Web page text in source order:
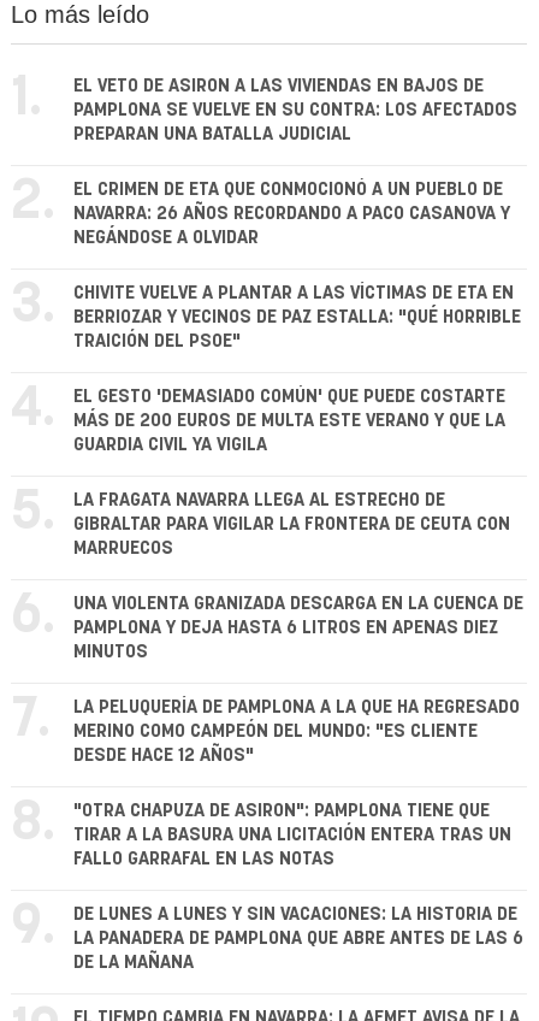
Lo más leído
1.
EL VETO DE ASIRON A LAS VIVIENDAS EN BAJOS DE
PAMPLONA SE VUELVE EN SU CONTRA: LOS AFECTADOS
PREPARAN UNA BATALLA JUDICIAL
2.
EL CRIMEN DE ETA QUE CONMOCIONÓ A UN PUEBLO DE
NAVARRA: 26 AÑOS RECORDANDO A PACO CASANOVA Y
NEGÁNDOSE A OLVIDAR
3.
CHIVITE VUELVE A PLANTAR A LAS VÍCTIMAS DE ETA EN
BERRIOZAR Y VECINOS DE PAZ ESTALLA: "QUÉ HORRIBLE
TRAICIÓN DEL PSOE"
4.
EL GESTO 'DEMASIADO COMÚN' QUE PUEDE COSTARTE
MÁS DE 200 EUROS DE MULTA ESTE VERANO Y QUE LA
GUARDIA CIVIL YA VIGILA
5.
LA FRAGATA NAVARRA LLEGA AL ESTRECHO DE
GIBRALTAR PARA VIGILAR LA FRONTERA DE CEUTA CON
MARRUECOS
6.
UNA VIOLENTA GRANIZADA DESCARGA EN LA CUENCA DE
PAMPLONA Y DEJA HASTA 6 LITROS EN APENAS DIEZ
MINUTOS
7.
LA PELUQUERÍA DE PAMPLONA A LA QUE HA REGRESADO
MERINO COMO CAMPEÓN DEL MUNDO: "ES CLIENTE
DESDE HACE 12 AÑOS"
8.
"OTRA CHAPUZA DE ASIRON": PAMPLONA TIENE QUE
TIRAR A LA BASURA UNA LICITACIÓN ENTERA TRAS UN
FALLO GARRAFAL EN LAS NOTAS
9.
DE LUNES A LUNES Y SIN VACACIONES: LA HISTORIA DE
LA PANADERA DE PAMPLONA QUE ABRE ANTES DE LAS 6
DE LA MAÑANA